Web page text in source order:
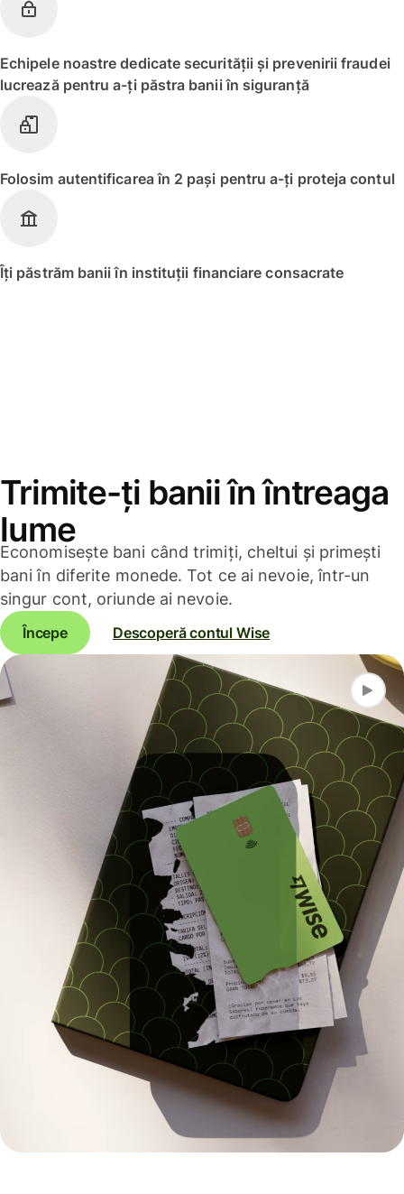
Echipele noastre dedicate securității și prevenirii fraudei
lucrează pentru a-ți păstra banii în siguranță
Folosim autentificarea în 2 pași pentru a-ți proteja contul
Îți păstrăm banii în instituții financiare consacrate
Trimite-ți banii în întreaga
lume
Economisește bani când trimiți, cheltui și primești
bani în diferite monede. Tot ce ai nevoie, într-un
singur cont, oriunde ai nevoie.
Începe Descoperă contul Wise